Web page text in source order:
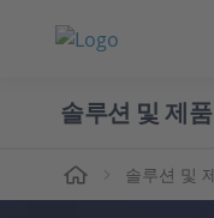
솔루션 및 제품
솔루션 및